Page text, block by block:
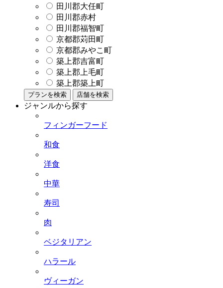
田川郡大任町
田川郡赤村
田川郡福智町
京都郡苅田町
京都郡みやこ町
築上郡吉富町
築上郡上毛町
築上郡築上町
プランを検索 店舗を検索
ジャンルから探す
フィンガーフード
和食
洋食
中華
寿司
肉
ベジタリアン
ハラール
ヴィーガン